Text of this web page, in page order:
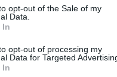
opt-out of the Sale of my
Data.
In
opt-out of processing my
Data for Targeted
In
inlägget av jarleb för 18 timmar
projekt Audi S2
inlägget avPutteliten fredag